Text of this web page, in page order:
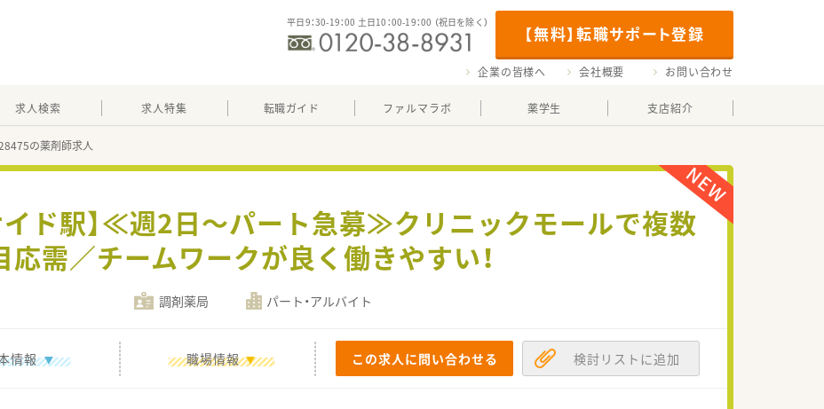
【無料】転職サポート登録
平日9：30-19：00 土日10：00-19：00 （祝日を除く）
企業の皆様へ 会社概要 お問い合わせ
求人検索 求人特集 転職ガイド ファルマラボ 薬学生 支店紹介
の薬剤師求人
イド駅】≪週2日～パート急募≫クリニックモールで複数
応需／チームワークが良く働きやすい！
調剤薬局 パート・アルバイト
情報 職場情報 この求人に問い合わせる 検討リストに追加